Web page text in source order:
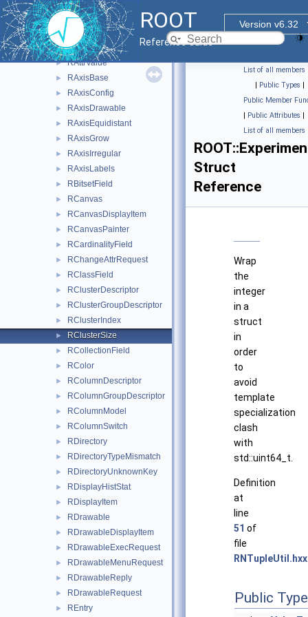
ROOT
Version v6.32
Reference Guide
► RAttrMap
► RAttrMargins
► RAttrMarker
► RAttrText
► RAttrValue
► RAxisBase
► RAxisConfig
► RAxisDrawable
► RAxisEquidistant
► RAxisGrow
► RAxisIrregular
► RAxisLabels
► RBitsetField
► RCanvas
► RCanvasDisplayItem
► RCanvasPainter
► RCardinalityField
► RChangeAttrRequest
► RClassField
► RClusterDescriptor
► RClusterGroupDescriptor
► RClusterIndex
► RClusterSize
► RCollectionField
► RColor
► RColumnDescriptor
► RColumnGroupDescriptor
► RColumnModel
► RColumnSwitch
► RDirectory
► RDirectoryTypeMismatch
► RDirectoryUnknownKey
► RDisplayHistStat
► RDisplayItem
► RDrawable
► RDrawableDisplayItem
► RDrawableExecRequest
► RDrawableMenuRequest
► RDrawableReply
► RDrawableRequest
► REntry
List of all members
| Public Types |
Public Member
| Public Attributes |
List of all members
Struct
Reference
Wrap
the
integer
in a
struct
in
order
to
avoid
template
specialization
clash
with
std::uint64_t.
Definition
at
line
51 of
file
RNTupleUtil.hxx
Public